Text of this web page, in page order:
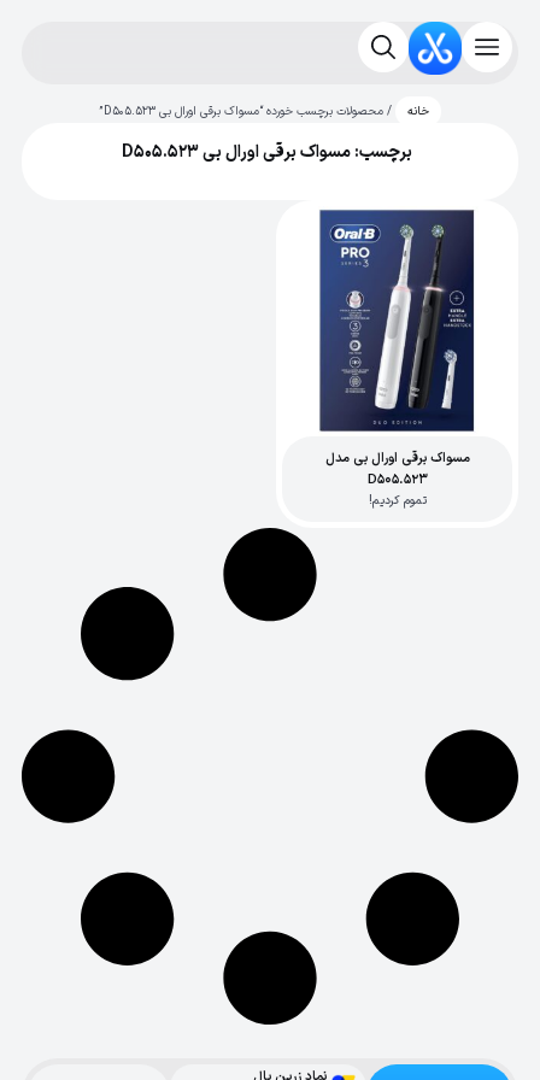
خانه / محصولات برچسب خورده “مسواک برقی اورال بی D505.523”
برچسب: مسواک برقی اورال بی D505.523
مسواک برقی اورال بی مدل
D505.523
تموم کردیم!